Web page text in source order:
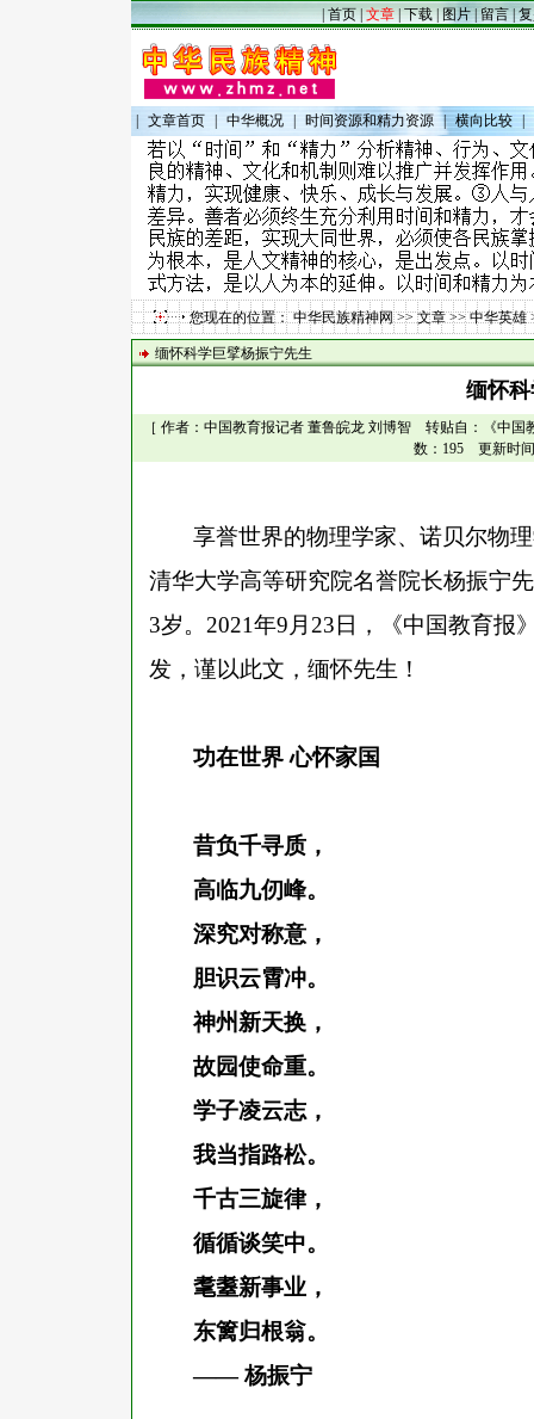
|首页|文章|下载| 图片|留言|
文章首页 中华概况 时间资源和精力资源 | 横向比较
您现在的位置：中华民族精神网>>文章>>中华英雄
缅怀科学巨擘杨振宁先生
缅怀
［ 作者：中国教育报记者 董鲁皖龙 刘博智 转贴自：《中
数：195 更新时
享誉世界的物理学家、诺贝尔物
清华大学高等研究院名誉院长杨振宁
3岁。2021年9月23日，《中国教育报
发，谨以此文，缅怀先生！
功在世界 心怀家国
昔负千寻质，
高临九仞峰。
深究对称意，
胆识云霄冲。
神州新天换，
故园使命重。
学子凌云志，
我当指路松。
千古三旋律，
循循谈笑中。
耄耋新事业，
东篱归根翁。
—— 杨振宁